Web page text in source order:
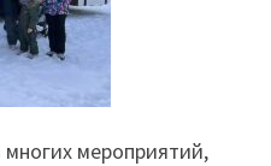
мероприятий,